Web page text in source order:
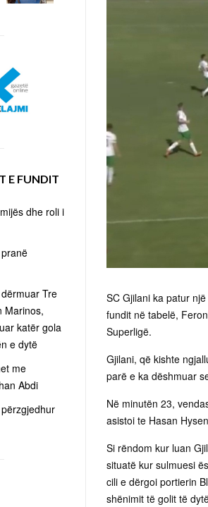
SC Gjilani ka patur
fundit në tabelë,
Superligë.
Gjilani, që kishte
parë e ka dëshmuar
Në minutën 23,
asistoi te Hasan
Si rëndom kur luan
situatë kur sulmuesi
cili e dërgoi portierin
shënimit të golit të
E FUNDIT
dhe roli i
Tre
Marinos,
katër gola
e dytë
me
Abdi